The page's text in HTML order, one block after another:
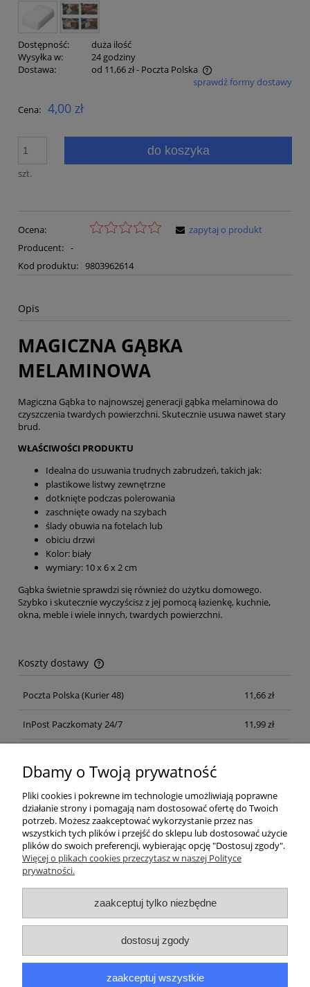
Dostępność:
duża ilość
Wysyłka w:
24 godziny
Dostawa:
od 11,66 zł- Poczta Polska
Cena nie zawiera ewentualnych kosztów płatnościsprawdź formy dostawy
Cena: 4,00 zł
szt.
do koszyka
Ocena:
Producent: -
Kod produktu: 9803962614
zapytaj o produkt
Opis
MAGICZNA GĄBKA
MELAMINOWA
Magiczna Gąbka to najnowszej generacji gąbka melaminowa do
czyszczenia twardych powierzchni. Skutecznie usuwa nawet stary
brud.
WŁAŚCIWOŚCI PRODUKTU
Idealna do usuwania trudnych zabrudzeń, takich jak:
plastikowe listwy zewnętrzne
dotknięte podczas polerowania
zaschnięte owady na szybach
ślady obuwia na fotelach lub
obiciu drzwi
Kolor: biały
wymiary: 10 x 6 x 2 cm
Gąbka świetnie sprawdzi się również do użytku domowego.
Szybko i skutecznie wyczyścisz z jej pomocą łazienkę, kuchnie,
okna, meble i wiele innych, twardych powierzchni.
Koszty dostawy
Cena nie zawiera ewentualnych kosztów płatności
Poczta Polska (Kurier 48) 11,66 zł
InPost Paczkomaty 24/7 11,99 zł
Pomoc
Moje konto
Płatności i dostawa
Informacje
Dbamy o Twoją prywatność
Pliki cookies i pokrewne im technologie umożliwiają poprawne
działanie strony i pomagają nam dostosować ofertę do Twoich
potrzeb. Możesz zaakceptować wykorzystanie przez nas
wszystkich tych plików i przejść do sklepu lub dostosować użycie
plików do swoich preferencji, wybierając opcję "Dostosuj zgody".
Więcej o plikach cookies przeczytasz w naszej Polityce
prywatności.
zaakceptuj tylko niezbędne
dostosuj zgody
zaakceptuj wszystkie